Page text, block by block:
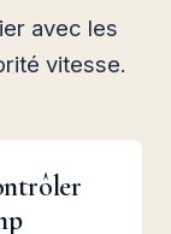
avec les
vitesse.